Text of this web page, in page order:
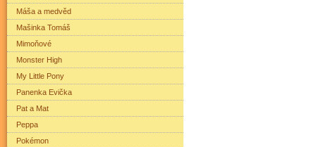
Máša a medvěd
Mašinka Tomáš
Mimoňové
Monster High
My Little Pony
Panenka Evička
Pat a Mat
Peppa
Pokémon